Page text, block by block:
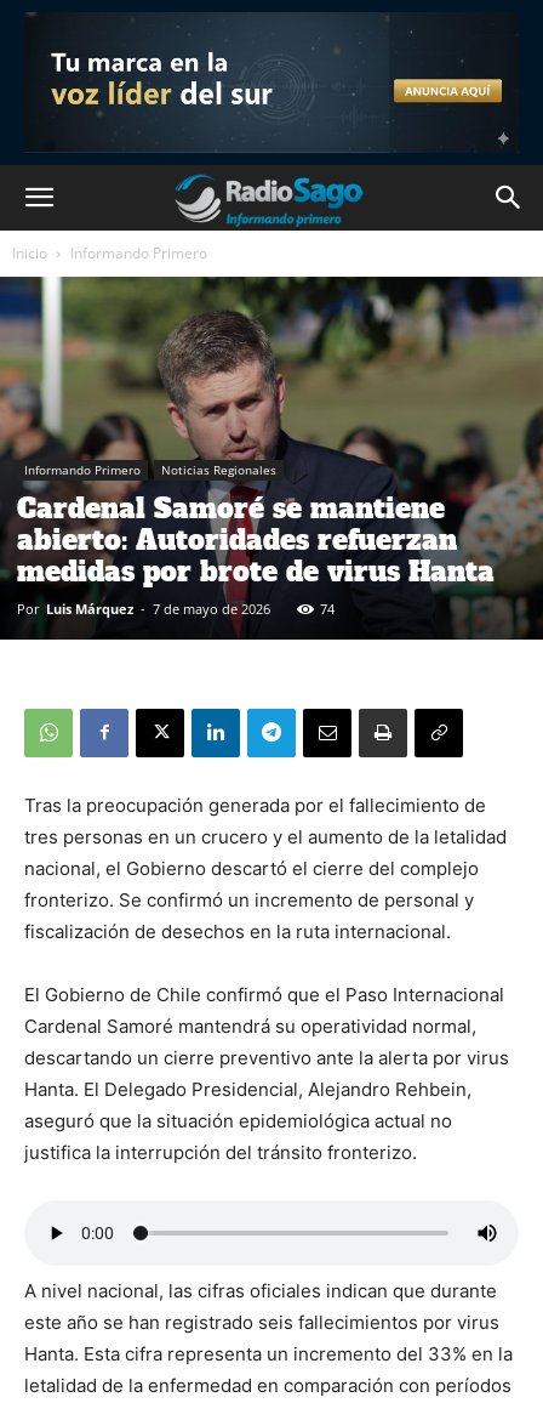
Inicio Informando Primero
Informando Primero Noticias Regionales
Cardenal Samoré se mantiene
abierto: Autoridades refuerzan
medidas por brote de virus Hanta
Por Luis Márquez - 7 de mayo de 2026 74
Tras la preocupación generada por el fallecimiento de
tres personas en un crucero y el aumento de la letalidad
nacional, el Gobierno descartó el cierre del complejo
fronterizo. Se confirmó un incremento de personal y
fiscalización de desechos en la ruta internacional.
El Gobierno de Chile confirmó que el Paso Internacional
Cardenal Samoré mantendrá su operatividad normal,
descartando un cierre preventivo ante la alerta por virus
Hanta. El Delegado Presidencial, Alejandro Rehbein,
aseguró que la situación epidemiológica actual no
justifica la interrupción del tránsito fronterizo.
A nivel nacional, las cifras oficiales indican que durante
este año se han registrado seis fallecimientos por virus
Hanta. Esta cifra representa un incremento del 33% en la
letalidad de la enfermedad en comparación con períodos